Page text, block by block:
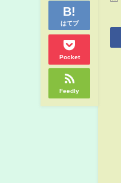
はてブ
Pocket
Feedly